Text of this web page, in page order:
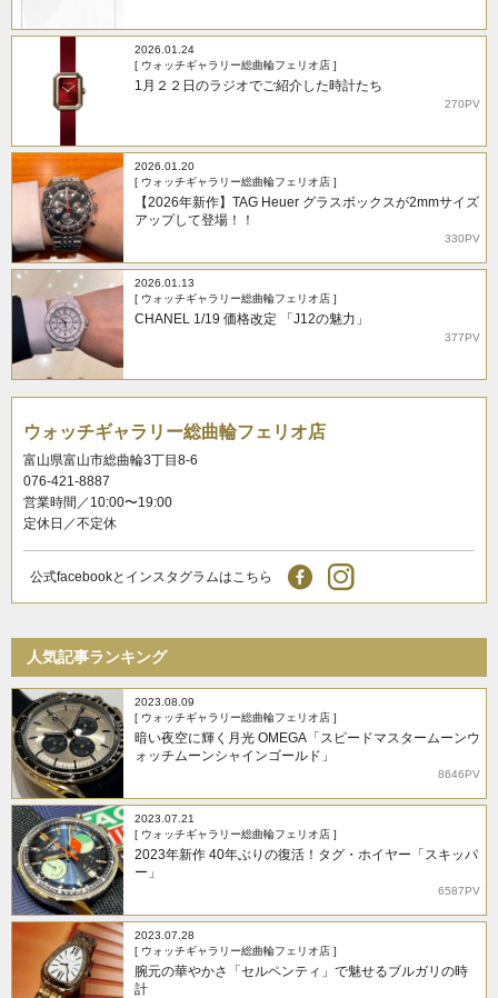
2026.01.24
[ ウォッチギャラリー総曲輪フェリオ店 ]
1月２２日のラジオでご紹介した時計たち
270PV
2026.01.20
[ ウォッチギャラリー総曲輪フェリオ店 ]
【2026年新作】TAG Heuer グラスボックスが2mmサイズ
アップして登場！！
330PV
2026.01.13
[ ウォッチギャラリー総曲輪フェリオ店 ]
CHANEL 1/19 価格改定 「J12の魅力」
377PV
ウォッチギャラリー総曲輪フェリオ店
富山県富山市総曲輪3丁目8-6
076-421-8887
営業時間／10:00〜19:00
定休日／不定休
公式facebookとインスタグラムはこちら
人気記事ランキング
2023.08.09
[ ウォッチギャラリー総曲輪フェリオ店 ]
暗い夜空に輝く月光 OMEGA「スピードマスタームーンウ
ォッチムーンシャインゴールド」
8646PV
2023.07.21
[ ウォッチギャラリー総曲輪フェリオ店 ]
2023年新作 40年ぶりの復活！タグ・ホイヤー「スキッパ
ー」
6587PV
2023.07.28
[ ウォッチギャラリー総曲輪フェリオ店 ]
腕元の華やかさ「セルペンティ」で魅せるブルガリの時
計